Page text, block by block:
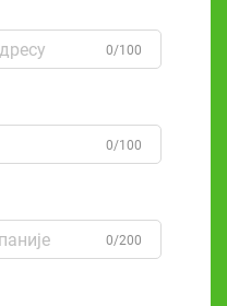
0/100
0/100
0/200